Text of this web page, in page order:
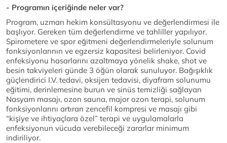
- Programın içeriğinde neler var?
Program, uzman hekim konsültasyonu ve değerlendirmesi ile
başlıyor. Gereken tüm değerlendirme ve tahliller yapılıyor.
Spirometere ve spor eğitmeni değerlendirmeleriyle solunum
fonksiyonlarının ve egzersiz kapasitesi belirleniyor. Covid
enfeksiyonu hasarlarını azaltmaya yönelik shake, shot ve
besin takviyeleri günde 3 öğün olarak sunuluyor. Bağışıklık
güçlendirici I.V. tedavi, oksijen tedavisi, diyafram solunumu
eğitimi, derinlemesine burun ve sinüs temizliği sağlayan
Nasyam masajı, ozon sauna, major ozon terapi, solunum
fonksiyonlarını artıran zencefil kompresi ve masajı gibi
“kişiye ve ihtiyaçlara özel” terapi ve uygulamalarla
enfeksiyonun vücuda verebileceği zararlar minimum
indiriliyor.